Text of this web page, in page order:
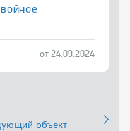
от 24.09.2024
объект